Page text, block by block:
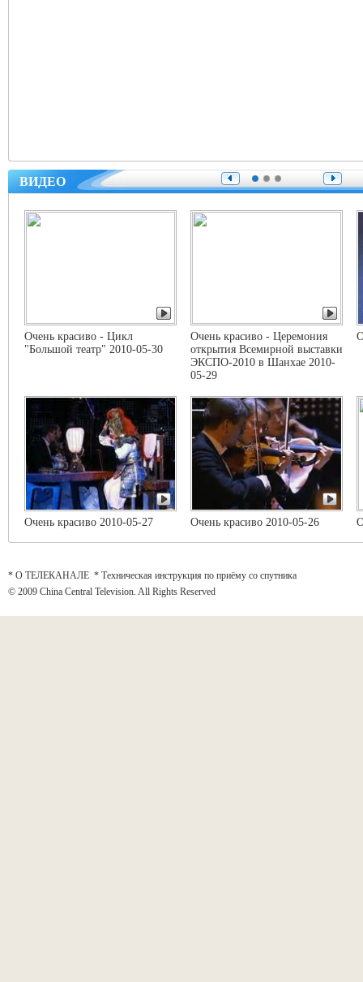
ВИДЕО
Очень красиво - Цикл
"Большой театр" 2010-05-30
Очень красиво - Церемония
открытия Всемирной выставки
ЭКСПО-2010 в Шанхае 2010-
05-29
Очень красиво 2010-05-27 Очень красиво 2010-05-26
* О ТЕЛЕКАНАЛЕ * Техническая инструкция по приёму со спутника
© 2009 China Central Television. All Rights Reserved